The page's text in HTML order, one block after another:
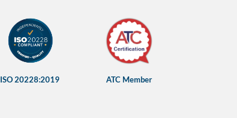
ISO 20228:2019 ATC Member